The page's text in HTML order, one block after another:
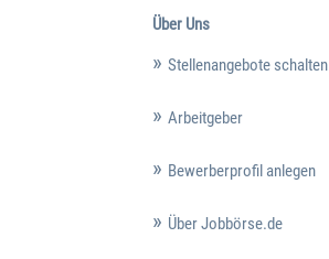
Über Uns
Stellenangebote schalten
Arbeitgeber
Bewerberprofil anlegen
Über Jobbörse.de